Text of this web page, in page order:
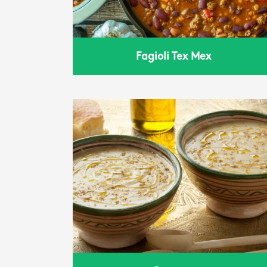
Fagioli Tex Mex